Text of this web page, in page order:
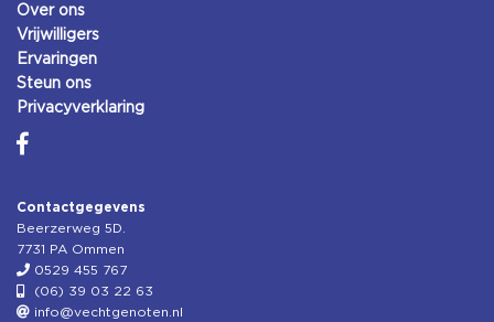
Over ons
Vrijwilligers
Ervaringen
Steun ons
Privacyverklaring
Contactgegevens
Beerzerweg 5D.
7731 PA Ommen
0529 455 767
(06) 39 03 22 63
info@vechtgenoten.nl